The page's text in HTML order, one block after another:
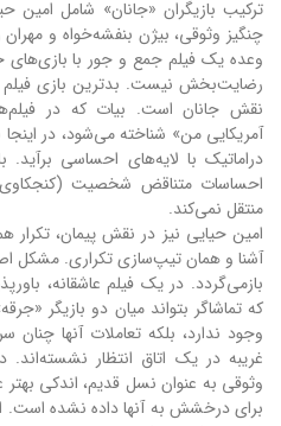
ترکیب بازیگران «جانان» شامل امین
چنگیز وثوقی، بیژن بنفشه‌خواه و
وعده یک فیلم جمع و جور با بازی‌های
رضایت‌بخش نیست. بدترین بازی فیلم
نقش جانان است. بیات که در
آمریکایی من» شناخته می‌شود، در
دراماتیک با لایه‌های احساسی
احساسات متناقض شخصیت
منتقل نمی‌کند.
امین حیایی نیز در نقش پیمان،
آشنا و همان تیپ‌سازی تکراری. مشکل
بازمی‌گردد. در یک فیلم عاشقانه،
که تماشاگر بتواند میان دو بازیگر
وجود ندارد، بلکه تعاملات آنها
غریبه در یک اتاق انتظار نشسته‌اند.
وثوقی به عنوان نسل قدیم، اندکی
برای درخشش به آنها داده نشده است.